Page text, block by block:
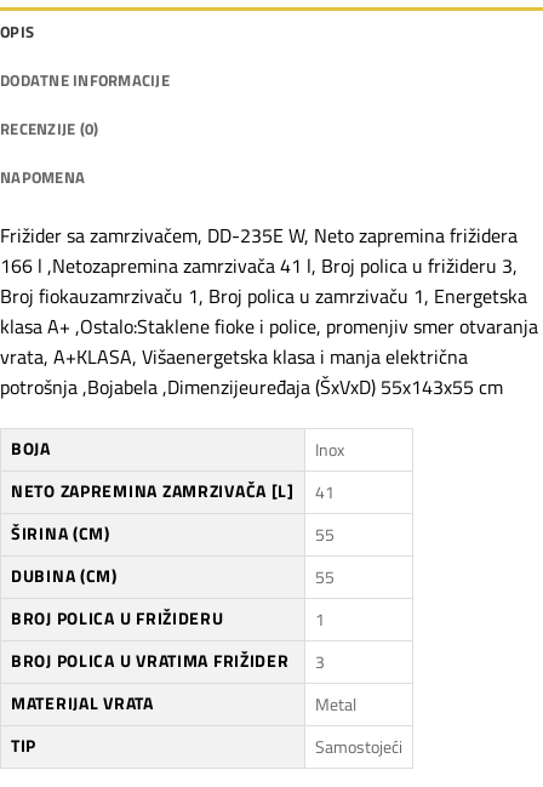
OPIS
DODATNE INFORMACIJE
RECENZIJE (0)
NAPOMENA
Frižider sa zamrzivačem, DD-235E W, Neto zapremina frižidera
166 l ,Netozapremina zamrzivača 41 l, Broj polica u frižideru 3,
Broj fiokauzamrzivaču 1, Broj polica u zamrzivaču 1, Energetska
klasa A+ ,Ostalo:Staklene fioke i police, promenjiv smer otvaranja
vrata, A+KLASA, Višaenergetska klasa i manja električna
potrošnja ,Bojabela ,Dimenzijeuređaja (ŠxVxD) 55x143x55 cm
BOJA
Inox
NETO ZAPREMINA ZAMRZIVAČA [L]
41
ŠIRINA (CM)
55
DUBINA (CM)
55
BROJ POLICA U FRIŽIDERU
1
BROJ POLICA U VRATIMA FRIŽIDER
3
MATERIJAL VRATA
Metal
TIP
Samostojeći